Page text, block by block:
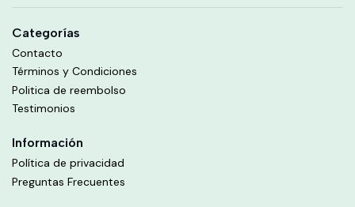
Categorías
Contacto
Términos y Condiciones
Politica de reembolso
Testimonios
Información
Política de privacidad
Preguntas Frecuentes